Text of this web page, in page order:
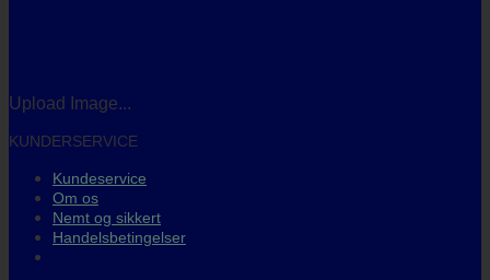
Upload Image...
KUNDERSERVICE
Kundeservice
Om os
Nemt og sikkert
Handelsbetingelser